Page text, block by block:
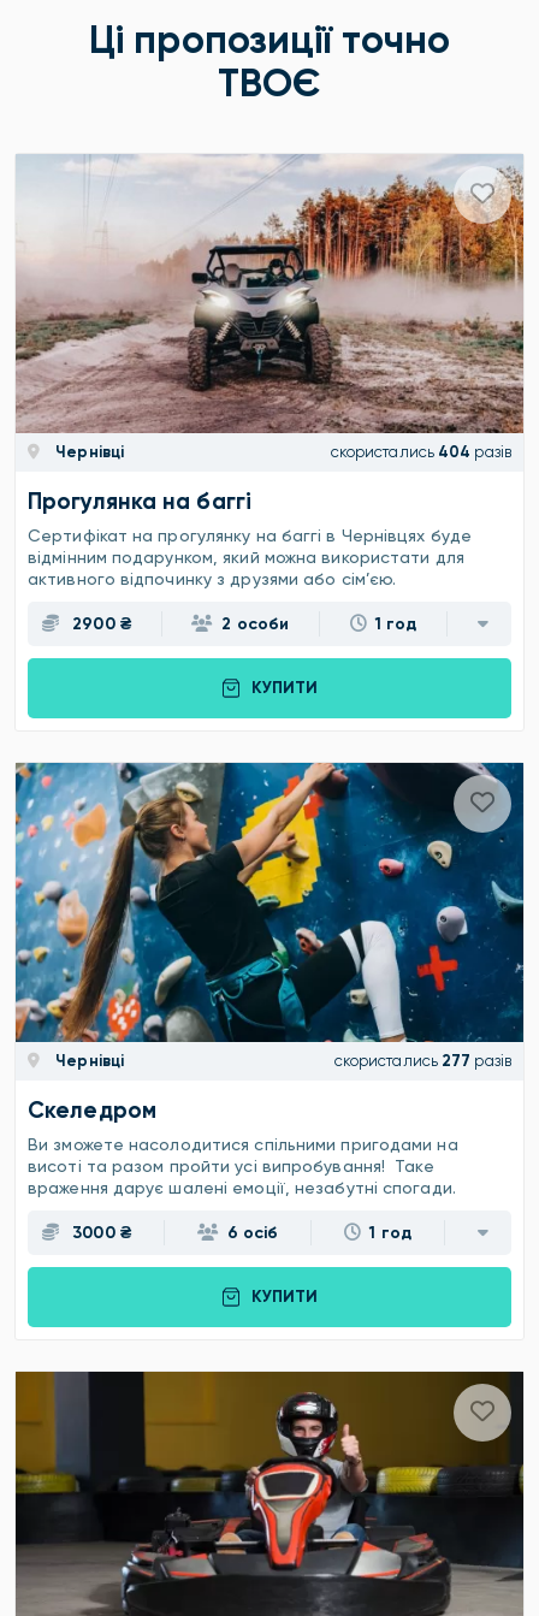
Ці пропозиції точно
ТВОЄ
Чернівці скористались 404 разів
Прогулянка на баггі
Сертифікат на прогулянку на баггі в Чернівцях буде
відмінним подарунком, який можна використати для
активного відпочинку з друзями або сім’єю.
2900 ₴ 2 особи 1 год
КУПИТИ
Чернівці скористались 277 разів
Скеледром
Ви зможете насолодитися спільними пригодами на
висоті та разом пройти усі випробування! Таке
враження дарує шалені емоції, незабутні спогади.
3000 ₴ 6 осіб 1 год
КУПИТИ